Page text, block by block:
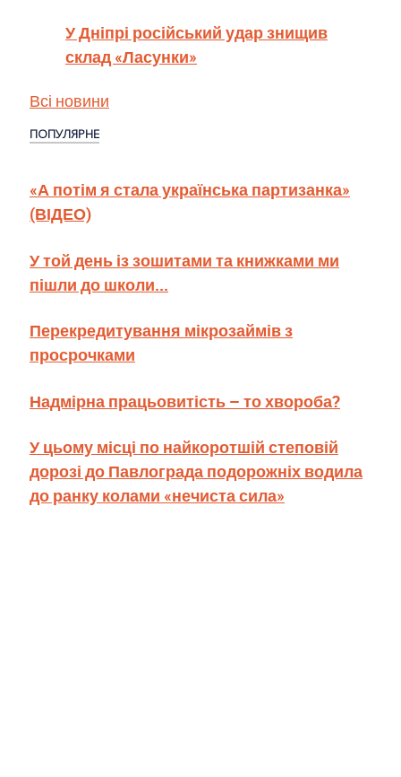
У Дніпрі російський удар знищив
склад «Ласунки»
Всі новини
ПОПУЛЯРНЕ
«А потім я стала українська партизанка»
(ВІДЕО)
У той день із зошитами та книжками ми
пішли до школи...
Перекредитування мікрозаймів з
просрочками
Надмірна працьовитість – то хвороба?
У цьому місці по найкоротшій степовій
дорозі до Павлограда подорожніх водила
до ранку колами «нечиста сила»